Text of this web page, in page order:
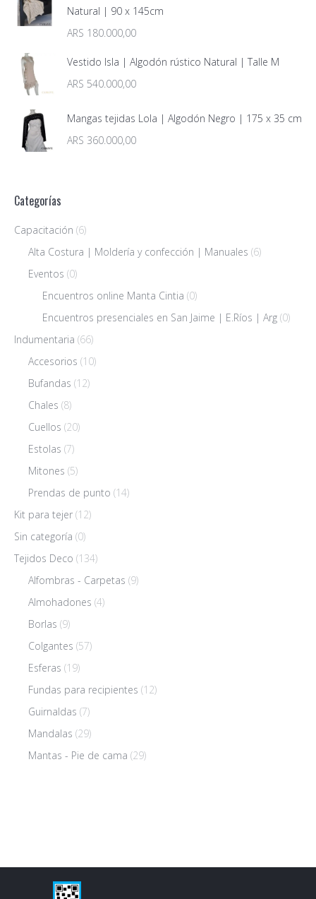
Natural | 90 x 145cm
ARS 180.000,00
Vestido Isla | Algodón rústico Natural | Talle M
ARS 540.000,00
Mangas tejidas Lola | Algodón Negro | 175 x 35 cm
ARS 360.000,00
Categorías
Capacitación (6)
Alta Costura | Moldería y confección | Manuales (6)
Eventos (0)
Encuentros online Manta Cintia (0)
Encuentros presenciales en San Jaime | E.Ríos | Arg (0)
Indumentaria (66)
Accesorios (10)
Bufandas (12)
Chales (8)
Cuellos (20)
Estolas (7)
Mitones (5)
Prendas de punto (14)
Kit para tejer (12)
Sin categoría (0)
Tejidos Deco (134)
Alfombras - Carpetas (9)
Almohadones (4)
Borlas (9)
Colgantes (57)
Esferas (19)
Fundas para recipientes (12)
Guirnaldas (7)
Mandalas (29)
Mantas - Pie de cama (29)